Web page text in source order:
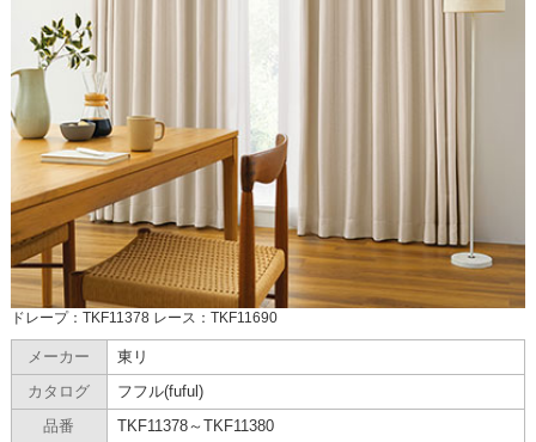
ドレープ：TKF11378 レース：TKF11690
メーカー
東リ
カタログ
フフル(fuful)
品番
TKF11378～TKF11380